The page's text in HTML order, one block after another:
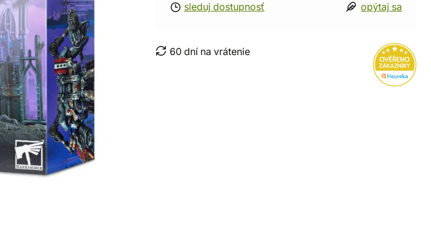
sleduj dostupnosť opýtaj sa
60 dní na vrátenie